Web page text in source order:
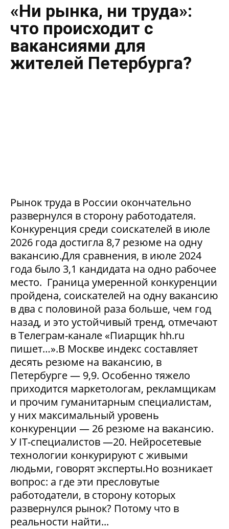
«Ни рынка, ни труда»:
что происходит с
вакансиями для
жителей Петербурга?
Рынок труда в России окончательно
развернулся в сторону работодателя.
Конкуренция среди соискателей в июле
2026 года достигла 8,7 резюме на одну
вакансию.Для сравнения, в июле 2024
года было 3,1 кандидата на одно рабочее
место. Граница умеренной конкуренции
пройдена, соискателей на одну вакансию
в два с половиной раза больше, чем год
назад, и это устойчивый тренд, отмечают
в Телеграм-канале «Пиарщик hh.ru
пишет…».В Москве индекс составляет
десять резюме на вакансию, в
Петербурге — 9,9. Особенно тяжело
приходится маркетологам, рекламщикам
и прочим гуманитарным специалистам,
у них максимальный уровень
конкуренции — 26 резюме на вакансию.
У IT-специалистов —20. Нейросетевые
технологии конкурируют с живыми
людьми, говорят эксперты.Но возникает
вопрос: а где эти пресловутые
работодатели, в сторону которых
развернулся рынок? Потому что в
реальности найти...